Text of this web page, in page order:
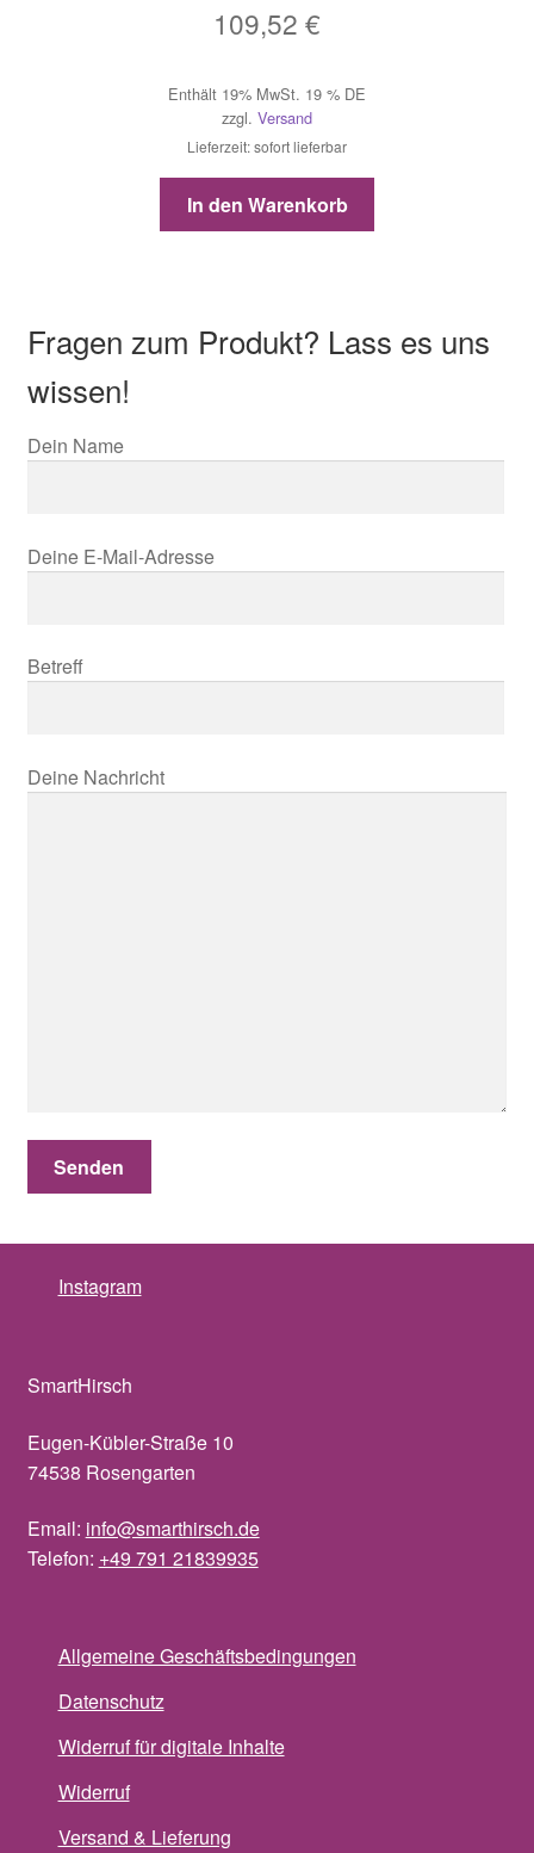
109,52 €
Enthält 19% MwSt. 19 % DE
zzgl. Versand
Lieferzeit: sofort lieferbar
In den Warenkorb
Fragen zum Produkt? Lass es uns
wissen!
Dein Name
Deine E-Mail-Adresse
Betreff
Deine Nachricht
Instagram
SmartHirsch
Eugen-Kübler-Straße 10
74538 Rosengarten
Email: info@smarthirsch.de
Telefon: +49 791 21839935
Allgemeine Geschäftsbedingungen
Datenschutz
Widerruf für digitale Inhalte
Widerruf
Versand & Lieferung